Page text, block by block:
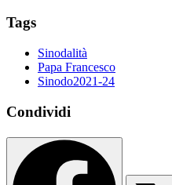
Tags
Sinodalità
Papa Francesco
Sinodo2021-24
Condividi